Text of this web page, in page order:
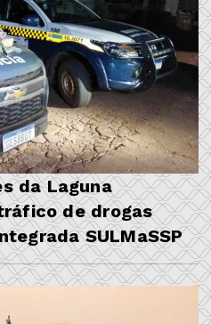
da Laguna
de drogas
SULMaSSP